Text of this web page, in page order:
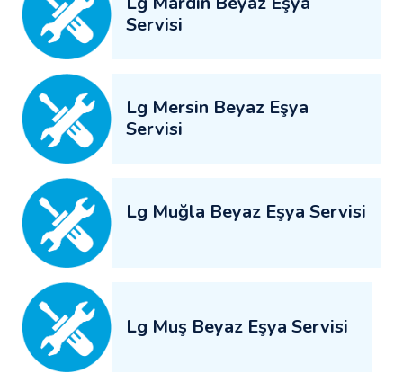
Servisi
Lg Mersin Beyaz Eşya
Servisi
Lg Muğla Beyaz Eşya Servisi
Lg Muş Beyaz Eşya Servisi